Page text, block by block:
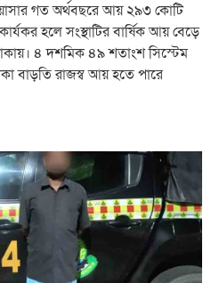
গত অর্থবছরে আয় ২৯৩ কোটি
হলে সংস্থাটির বার্ষিক আয় বেড়ে
৪ দশমিক ৪৯ শতাংশ সিস্টেম
বাড়তি রাজস্ব আয় হতে পারে